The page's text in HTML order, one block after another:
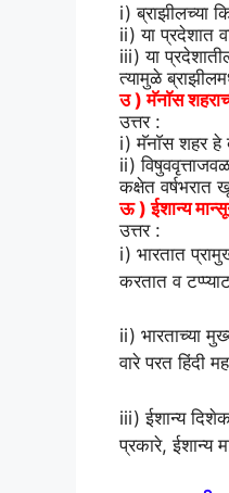
i) ब्राझीलच्या
ii) या प्रदेशात
iii) या
त्यामुळे
उ ) मॅनाॅस
उत्तर :
i) मॅनाॅस शहर हे
ii)
कक्षेत वर्षभरात
ऊ ) ईशान्य
उत्तर :
i) भारतात
करतात व
ii) भारताच्या
वारे परत हिंदी
iii) ईशान्य
प्रकारे, ईशान्य